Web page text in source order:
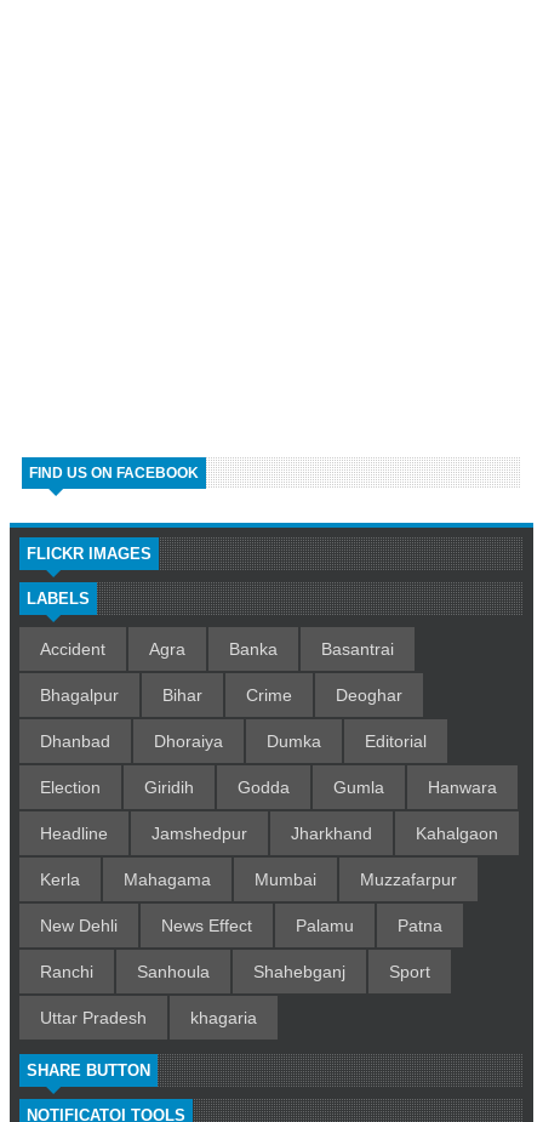
FIND US ON FACEBOOK
FLICKR IMAGES
LABELS
Accident Agra Banka Basantrai
Bhagalpur Bihar Crime Deoghar
Dhanbad Dhoraiya Dumka Editorial
Election Giridih Godda Gumla Hanwara
Headline Jamshedpur Jharkhand Kahalgaon
Kerla Mahagama Mumbai Muzzafarpur
New Dehli News Effect Palamu Patna
Ranchi Sanhoula Shahebganj Sport
Uttar Pradesh khagaria
SHARE BUTTON
NOTIFICATOI TOOLS